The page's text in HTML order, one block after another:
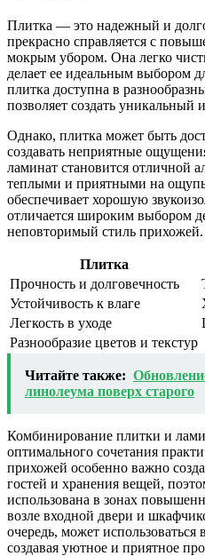
Плитка — это надежный и
прекрасно справляется с
мокрым убором. Она легко
делает ее идеальным выбором
плитка доступна в
позволяет создать уникальный
Однако, плитка может быть
создавать неприятные
ламинат становится отличной
теплыми и приятными на
обеспечивает хорошую
отличается широким выбором
неповторимый стиль прихожей.
Плитка
Прочность и долговечность
Устойчивость к влаге
Легкость в уходе
Разнообразие цветов и текстур
Читайте также:
линолеума поверх старого
Комбинирование плитки и
оптимального сочетания
прихожей особенно важно
гостей и хранения вещей,
использована в зонах
возле входной двери и
очередь, может
создавая уютное и приятное